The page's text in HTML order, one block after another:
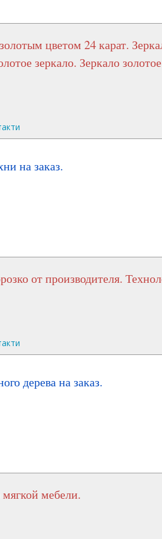
зеркало. Зеркало золотое
на заказ.
дерева на заказ.
мягкой мебели.